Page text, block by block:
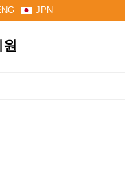
JPN